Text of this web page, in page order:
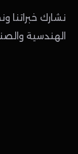
نشارك خبراتنا
الهندسية